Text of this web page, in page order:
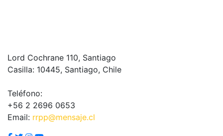
Lord Cochrane 110, Santiago
Casilla: 10445, Santiago, Chile
Teléfono:
+56 2 2696 0653
Email: rrpp@mensaje.cl